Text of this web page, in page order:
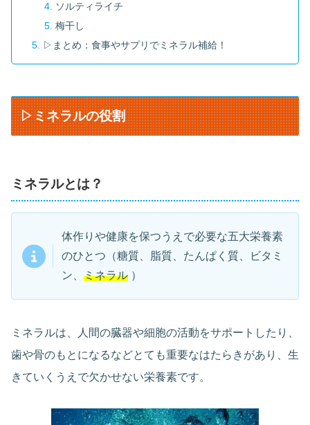
ソルティライチ
梅干し
▷まとめ：食事やサプリでミネラル補給！
▷ミネラルの役割
ミネラルとは？
体作りや健康を保つうえで必要な五大栄養素
のひとつ（糖質、脂質、たんぱく質、ビタミ
ン、 ミネラル ）
ミネラルは、人間の臓器や細胞の活動をサポートしたり、
歯や骨のもとになるなどとても重要なはたらきがあり、生
きていくうえで欠かせない栄養素です。